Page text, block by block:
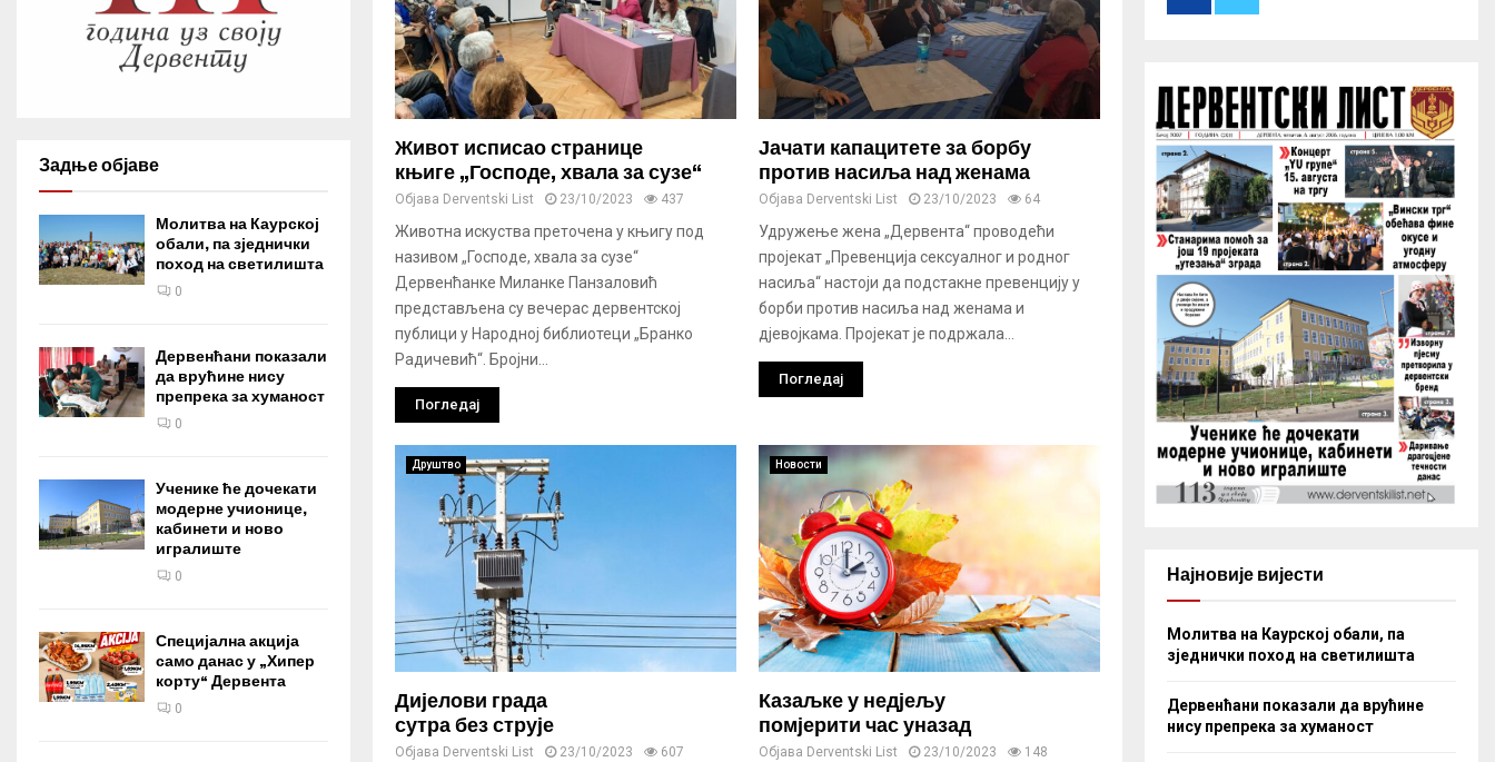
Живот исписао странице
књиге „Господе, хвала за сузе“
Објава Derventski List 23/10/2023 437
Животна искуства преточена у књигу под
називом „Господе, хвала за сузе“
Дервенћанке Миланке Панзаловић
представљена су вечерас дервентској
публици у Народној библиотеци „Бранко
Радичевић“. Бројни...
Погледај
Јачати капацитете за борбу
против насиља над женама
Објава Derventski List 23/10/2023 64
Удружење жена „Дервента“ проводећи
пројекат „Превенција сексуалног и родног
насиља“ настоји да подстакне прeвенцију у
борби против насиља над женама и
дјевојкама. Пројекат је подржала...
Погледај
Друштво
Дијелови града
сутра без струје
Објава Derventski List 23/10/2023 607
Новости
Казаљке у недјељу
помјерити час уназад
Објава Derventski List 23/10/2023 148
Задње објаве
Молитва на Каурској
обали, па зједнички
поход на светилишта
0
Дервенћани показали
да врућине нису
препрека за хуманост
0
Ученике ће дочекати
модерне учионице,
кабинети и ново
игралиште
0
Специјална акција
само данас у „Хипер
корту“ Дервента
0
H
Најновије вијести
Молитва на Каурској обали, па
зједнички поход на светилишта
Дервенћани показали да врућине
нису препрека за хуманост